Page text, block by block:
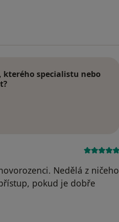
specialistu nebo
Nedělá z ničeho
pokud je dobře